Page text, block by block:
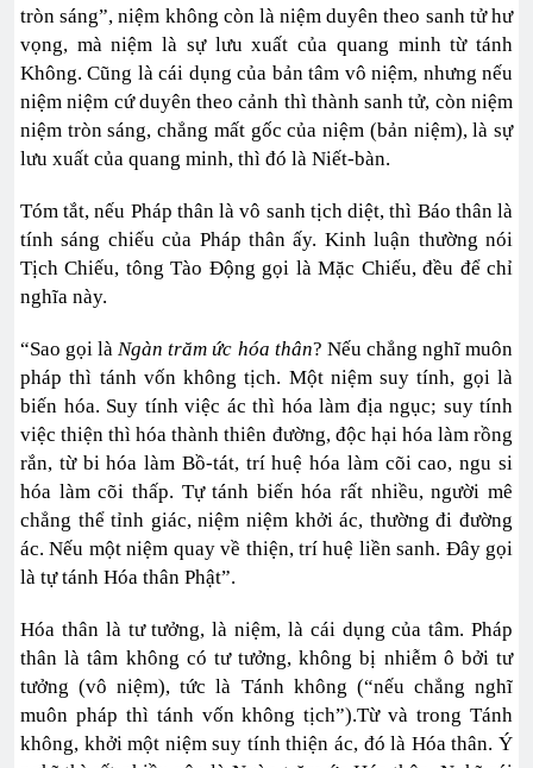
tròn sáng”, niệm không còn là niệm duyên theo sanh tử hư
vọng, mà niệm là sự lưu xuất của quang minh từ tánh
Không. Cũng là cái dụng của bản tâm vô niệm, nhưng nếu
niệm niệm cứ duyên theo cảnh thì thành sanh tử, còn niệm
niệm tròn sáng, chẳng mất gốc của niệm (bản niệm), là sự
lưu xuất của quang minh, thì đó là Niết-bàn.
Tóm tắt, nếu Pháp thân là vô sanh tịch diệt, thì Báo thân là
tính sáng chiếu của Pháp thân ấy. Kinh luận thường nói
Tịch Chiếu, tông Tào Động gọi là Mặc Chiếu, đều để chỉ
nghĩa này.
“Sao gọi làNgàn trăm ức hóa thân? Nếu chẳng nghĩ muôn
pháp thì tánh vốn không tịch. Một niệm suy tính, gọi là
biến hóa. Suy tính việc ác thì hóa làm địa ngục; suy tính
việc thiện thì hóa thành thiên đường, độc hại hóa làm rồng
rắn, từ bi hóa làm Bồ-tát, trí huệ hóa làm cõi cao, ngu si
hóa làm cõi thấp. Tự tánh biến hóa rất nhiều, người mê
chẳng thể tỉnh giác, niệm niệm khởi ác, thường đi đường
ác. Nếu một niệm quay về thiện, trí huệ liền sanh. Đây gọi
là tự tánh Hóa thân Phật”.
Hóa thân là tư tưởng, là niệm, là cái dụng của tâm. Pháp
thân là tâm không có tư tưởng, không bị nhiễm ô bởi tư
tưởng (vô niệm), tức là Tánh không (“nếu chẳng nghĩ
muôn pháp thì tánh vốn không tịch”).Từ và trong Tánh
không, khởi một niệm suy tính thiện ác, đó là Hóa thân. Ý